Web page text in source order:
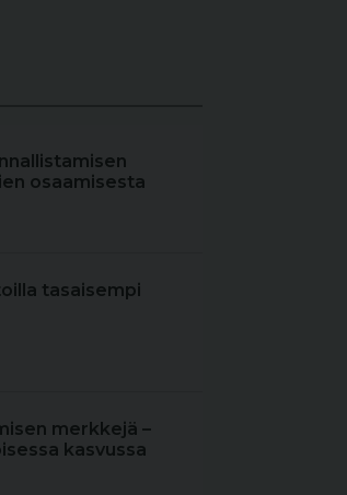
osaamisesta
tasaisempi
merkkejä –
kasvussa